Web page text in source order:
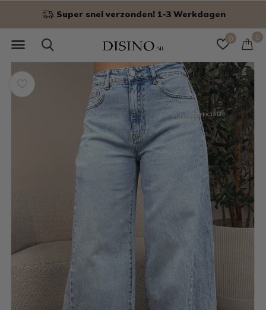
0 0
Super snel verzonden! 1-3 Werkdagen